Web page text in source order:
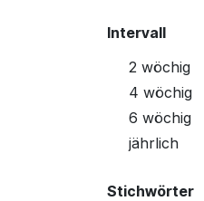
Intervall
2 wöchig
4 wöchig
6 wöchig
jährlich
Stichwörter